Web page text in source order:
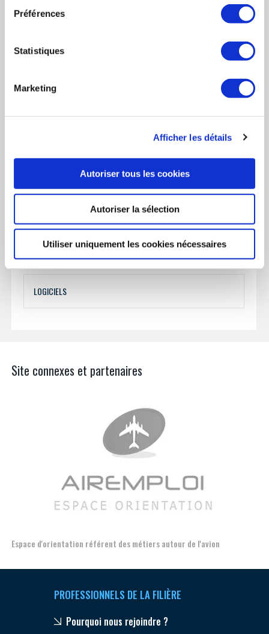
Préférences
Statistiques
Marketing
Afficher les détails
Autoriser tous les cookies
Autoriser la sélection
Utiliser uniquement les cookies nécessaires
INDEX DES ACTIVITÉS
LOGICIELS
Site connexes et partenaires
Espace d'orientation référent des métiers autour de l'avion
PROFESSIONNELS DE LA FILIÈRE
Pourquoi nous rejoindre ?
activités